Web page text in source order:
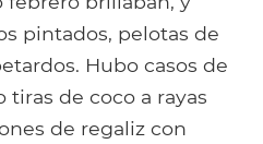
pintados, pelotas de
Hubo casos de
tiras de coco a rayas
de regaliz con